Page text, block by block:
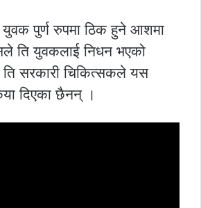
पुर्ण रुपमा ठिक हुने आशमा
ति युवकलाई निधन भएको
ति सरकारी चिकित्सकले यस
दिएका छैनन् ।